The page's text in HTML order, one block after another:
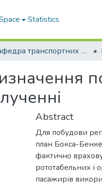
Statistics
Кафедра транспортних систем і логістики
Abstract
Для побудови
план Бокса-
фактично
рототабельних і
пасажирів